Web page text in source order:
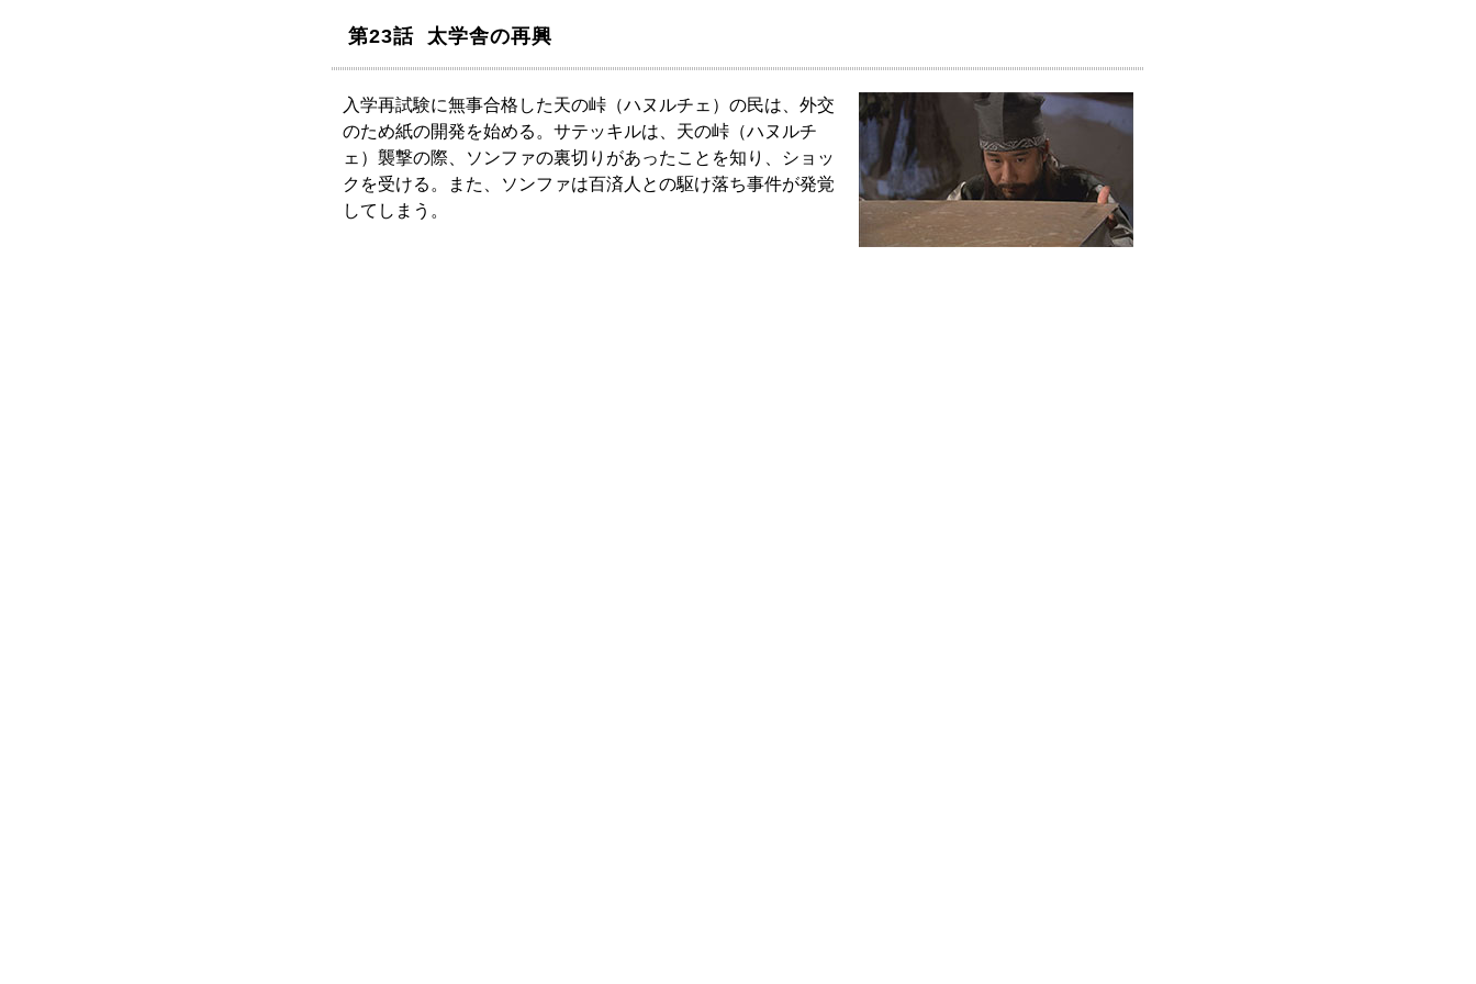
第23話 太学舎の再興
入学再試験に無事合格した天の峠（ハヌルチェ）の民は、外交
のため紙の開発を始める。サテッキルは、天の峠（ハヌルチ
ェ）襲撃の際、ソンファの裏切りがあったことを知り、ショッ
クを受ける。また、ソンファは百済人との駆け落ち事件が発覚
してしまう。